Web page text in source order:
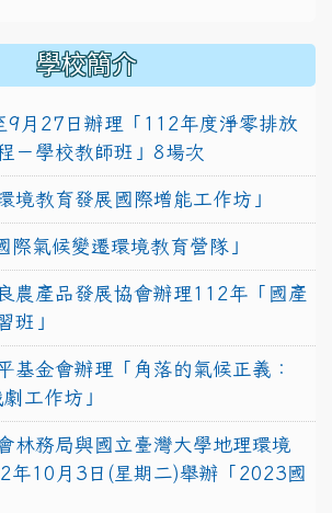
學校簡介
9月27日辦理「112年度淨零排放
－學校教師班」8場次
境教育發展國際增能工作坊」
際氣候變遷環境教育營隊」
農產品發展協會辦理112年「國產
班」
基金會辦理「角落的氣候正義：
工作坊」
林務局與國立臺灣大學地理環境
年10月3日(星期二)舉辦「2023國